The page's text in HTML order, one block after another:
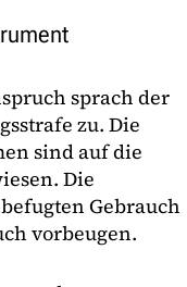
sprach der
zu. Die
sind auf die
Die
Gebrauch
vorbeugen.